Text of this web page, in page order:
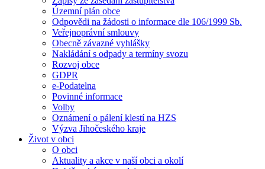
Územní plán obce
Odpovědi na žádosti o informace dle 106/1999 Sb.
Veřejnoprávní smlouvy
Obecně závazné vyhlášky
Nakládání s odpady a termíny svozu
Rozvoj obce
GDPR
e-Podatelna
Povinné informace
Volby
Oznámení o pálení klestí na HZS
Výzva Jihočeského kraje
Život v obci
O obci
Aktuality a akce v naší obci a okolí